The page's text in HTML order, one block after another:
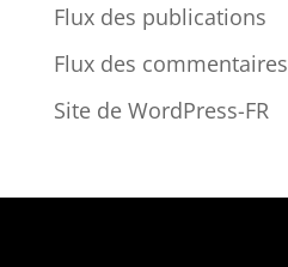
Flux des publications
Flux des commentaires
Site de WordPress-FR